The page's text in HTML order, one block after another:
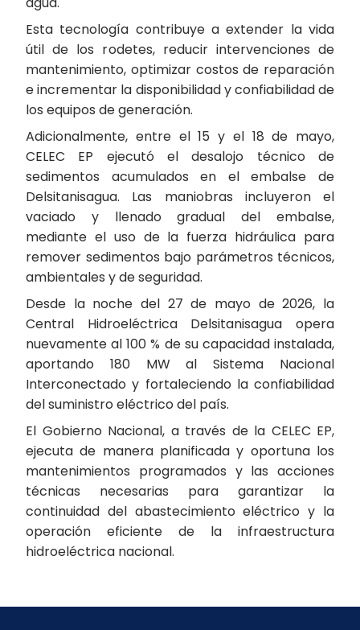
Esta tecnología contribuye a extender la vida
útil de los rodetes, reducir intervenciones de
mantenimiento, optimizar costos de reparación
e incrementar la disponibilidad y confiabilidad de
los equipos de generación.
Adicionalmente, entre el 15 y el 18 de mayo,
CELEC EP ejecutó el desalojo técnico de
sedimentos acumulados en el embalse de
Delsitanisagua. Las maniobras incluyeron el
vaciado y llenado gradual del embalse,
mediante el uso de la fuerza hidráulica para
remover sedimentos bajo parámetros técnicos,
ambientales y de seguridad.
Desde la noche del 27 de mayo de 2026, la
Central Hidroeléctrica Delsitanisagua opera
nuevamente al 100 % de su capacidad instalada,
aportando 180 MW al Sistema Nacional
Interconectado y fortaleciendo la confiabilidad
del suministro eléctrico del país.
El Gobierno Nacional, a través de la CELEC EP,
ejecuta de manera planificada y oportuna los
mantenimientos programados y las acciones
técnicas necesarias para garantizar la
continuidad del abastecimiento eléctrico y la
operación eficiente de la infraestructura
hidroeléctrica nacional.